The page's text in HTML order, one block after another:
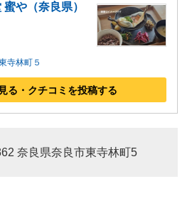
や（奈良県）
寺林町５
る・クチコミを投稿する
奈良県奈良市東寺林町5